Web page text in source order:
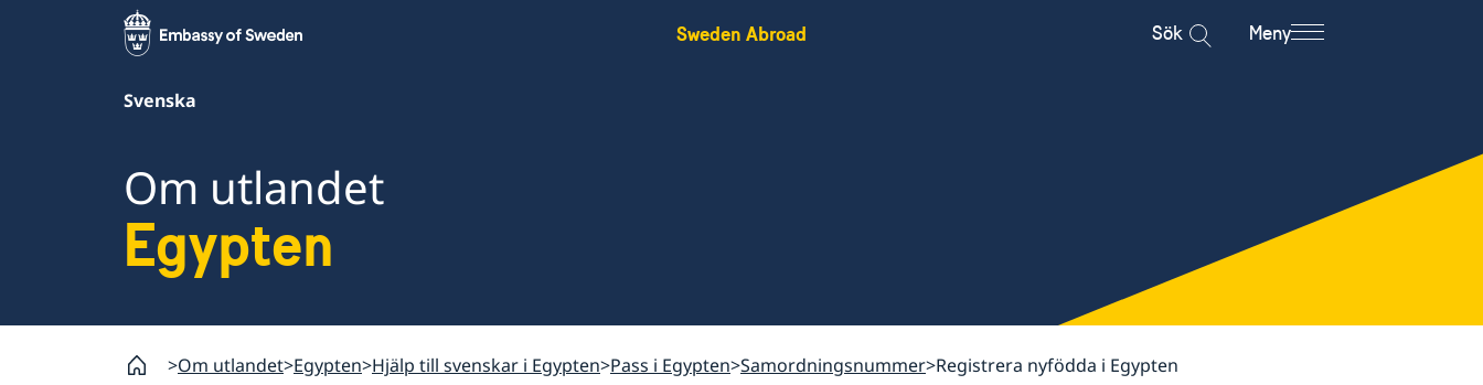
Sweden Abroad Sök Meny
Svenska
Om utlandet
Egypten
Om utlandet Egypten Hjälp till svenskar i Egypten Pass i Egypten Samordningsnummer Registrera nyfödda i Egypten